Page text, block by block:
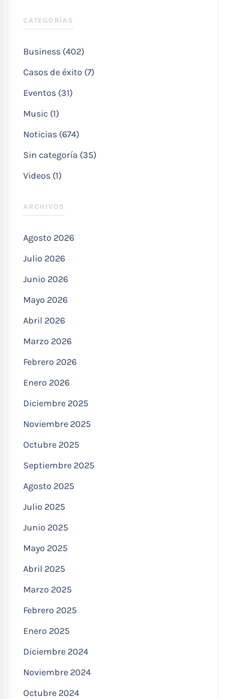
CATEGORÍAS
Business (402)
Casos de éxito (7)
Eventos (31)
Music (1)
Noticias (674)
Sin categoría (35)
Videos (1)
ARCHIVOS
Agosto 2026
Julio 2026
Junio 2026
Mayo 2026
Abril 2026
Marzo 2026
Febrero 2026
Enero 2026
Diciembre 2025
Noviembre 2025
Octubre 2025
Septiembre 2025
Agosto 2025
Julio 2025
Junio 2025
Mayo 2025
Abril 2025
Marzo 2025
Febrero 2025
Enero 2025
Diciembre 2024
Noviembre 2024
Octubre 2024